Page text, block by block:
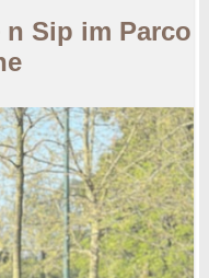
n Sip im Parco